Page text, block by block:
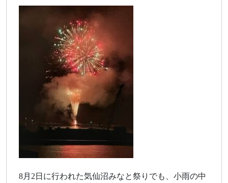
8月2日に行われた気仙沼みなと祭りでも、小雨の中